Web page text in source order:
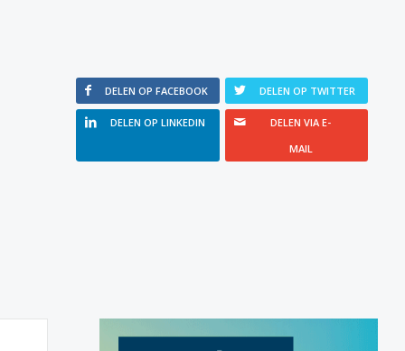
DELEN OP FACEBOOK DELEN OP TWITTER
DELEN OP LINKEDIN
DELEN VIA E-
MAIL